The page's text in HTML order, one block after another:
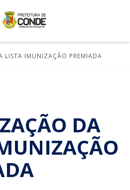
LISTA IMUNIZAÇÃO PREMIADA
DA